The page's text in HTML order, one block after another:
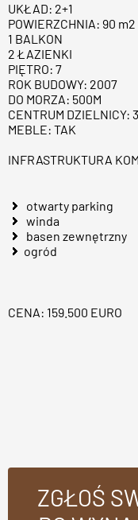
UKŁAD: 2+1
POWIERZCHNIA: 90 m2
1 BALKON
2 ŁAZIENKI
PIĘTRO: 7
ROK BUDOWY: 2007
DO MORZA: 500M
CENTRUM DZIELNICY:
MEBLE: TAK
INFRASTRUKTURA
otwarty parking
winda
basen zewnętrzny
ogród
CENA: 159.500 EURO
ZGŁOŚ